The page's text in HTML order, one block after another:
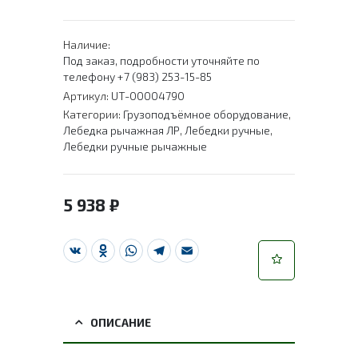
Наличие:
Под заказ, подробности уточняйте по
телефону +7 (983) 253-15-85
Артикул: UT-00004790
Категории: Грузоподъёмное оборудование,
Лебедка рычажная ЛР, Лебедки ручные,
Лебедки ручные рычажные
5 938 ₽
VK Odnoklassniki
WhatsApp
Telegram
Email
ОПИСАНИЕ